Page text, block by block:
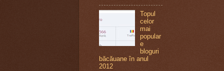
Topul
celor
mai
popular
e
bloguri
băcăuane în anul
2012